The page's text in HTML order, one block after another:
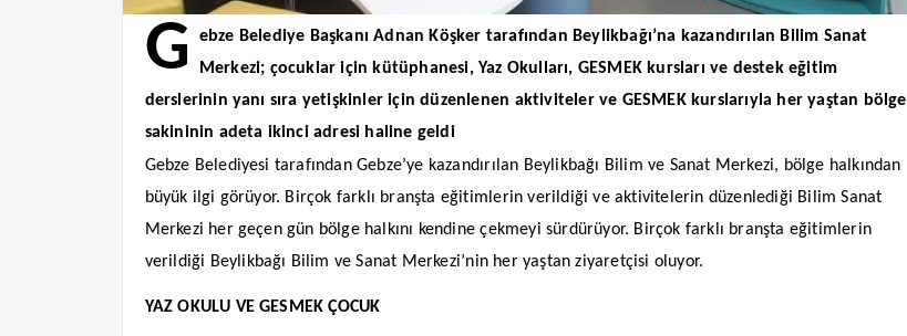
G
ebze Belediye Başkanı Adnan Köşker tarafından Beylikbağı’na kazandırılan Bilim Sanat
Merkezi; çocuklar için kütüphanesi, Yaz Okulları, GESMEK kursları ve destek eğitim
derslerinin yanı sıra yetişkinler için düzenlenen aktiviteler ve GESMEK kurslarıyla her yaştan bölge
sakininin adeta ikinci adresi haline geldi
Gebze Belediyesi tarafından Gebze’ye kazandırılan Beylikbağı Bilim ve Sanat Merkezi, bölge halkından
büyük ilgi görüyor. Birçok farklı branşta eğitimlerin verildiği ve aktivitelerin düzenlediği Bilim Sanat
Merkezi her geçen gün bölge halkını kendine çekmeyi sürdürüyor. Birçok farklı branşta eğitimlerin
verildiği Beylikbağı Bilim ve Sanat Merkezi’nin her yaştan ziyaretçisi oluyor.
YAZ OKULU VE GESMEK ÇOCUK